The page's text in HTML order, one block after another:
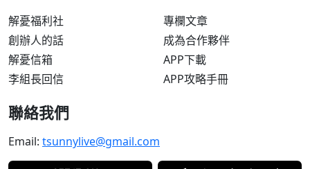
解憂福利社
創辦人的話
解憂信箱
李組長回信
專欄文章
成為合作夥伴
APP下載
APP攻略手冊
聯絡我們
Email: tsunnylive@gmail.com